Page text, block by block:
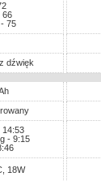
66
75
dźwięk
14:53
- 9:15
18W